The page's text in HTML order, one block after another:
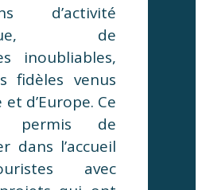
d’activité
de
inoubliables,
fidèles venus
d’Europe. Ce
de
dans l’accueil
avec